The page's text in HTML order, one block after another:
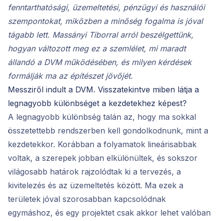
fenntarthatósági, üzemeltetési, pénzügyi és használói
szempontokat, miközben a minőség fogalma is jóval
tágabb lett. Massányi Tiborral arról beszélgettünk,
hogyan változott meg ez a szemlélet, mi maradt
állandó a DVM működésében, és milyen kérdések
formálják ma az építészet jövőjét.
Messziről indult a DVM. Visszatekintve miben látja a
legnagyobb különbséget a kezdetekhez képest?
A legnagyobb különbség talán az, hogy ma sokkal
összetettebb rendszerben kell gondolkodnunk, mint a
kezdetekkor. Korábban a folyamatok lineárisabbak
voltak, a szerepek jobban elkülönültek, és sokszor
világosabb határok rajzolódtak ki a tervezés, a
kivitelezés és az üzemeltetés között. Ma ezek a
területek jóval szorosabban kapcsolódnak
egymáshoz, és egy projektet csak akkor lehet valóban